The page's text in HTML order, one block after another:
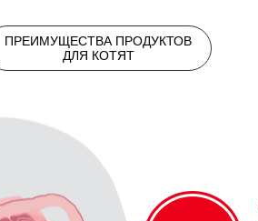
ПРЕИМУЩЕСТВА ПРОДУКТОВ
ДЛЯ КОТЯТ